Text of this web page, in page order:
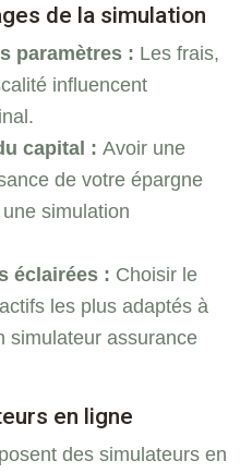
de la simulation
paramètres : Les frais,
influencent
capital : Avoir une
de votre épargne
simulation
éclairées : Choisir le
les plus adaptés à
simulateur assurance
en ligne
des simulateurs en